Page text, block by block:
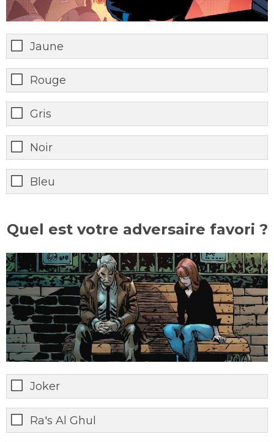
Jaune
Rouge
Gris
Noir
Bleu
Quel est votre adversaire favori ?
Joker
Ra's Al Ghul